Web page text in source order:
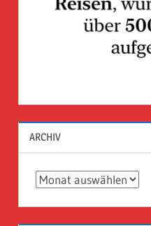
ARCHIV
Archiv